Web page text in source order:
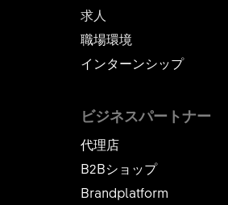
求人
職場環境
インターンシップ
ビジネスパートナー
代理店
B2Bショップ
Brandplatform